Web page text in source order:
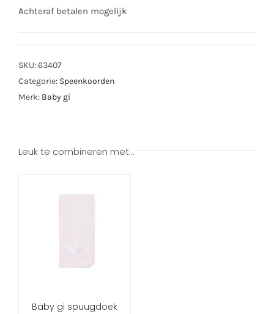
Achteraf betalen mogelijk
SKU:63407
Categorie: Speenkoorden
Merk: Baby gi
Leuk te combineren met…
Baby gi spuugdoek